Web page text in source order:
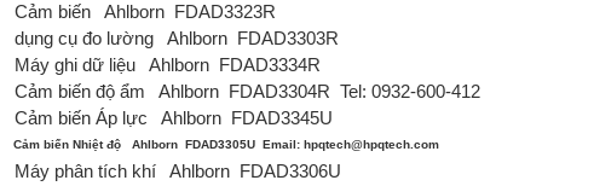
Cảm biến
Ahlborn FDAD3323R
dụng cụ đo lường
Ahlborn FDAD3303R
Máy ghi dữ liệu
Ahlborn FDAD3334R
Cảm biến độ ẩm
Ahlborn FDAD3304R Tel: 0932-600-412
Cảm biến Áp lực
Ahlborn FDAD3345U
Cảm biến Nhiệt độ Ahlborn FDAD3305U Email: hpqtech@hpqtech.com
Máy phân tích khí Ahlborn FDAD3306U